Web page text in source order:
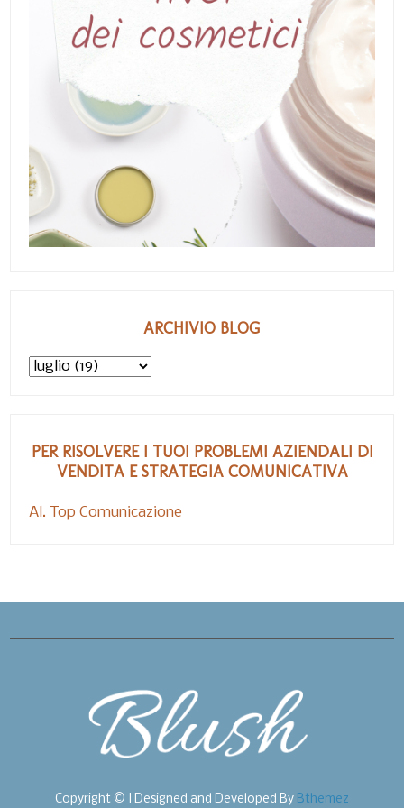
ARCHIVIO BLOG
PER RISOLVERE I TUOI PROBLEMI AZIENDALI DI
VENDITA E STRATEGIA COMUNICATIVA
Al. Top Comunicazione
Copyright © | Designed and Developed By Bthemez